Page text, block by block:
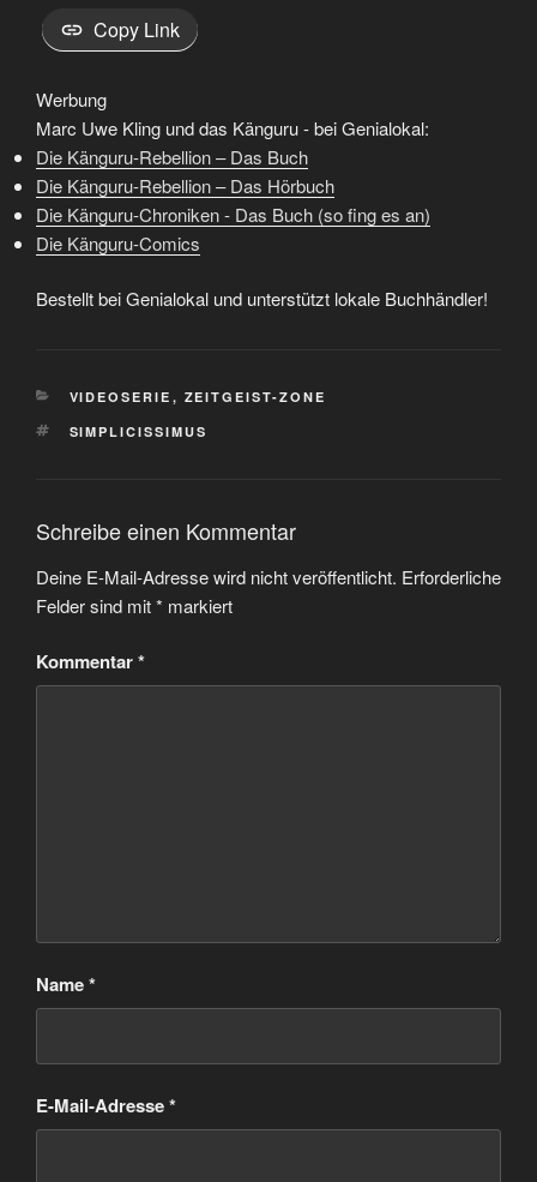
Copy Link
Werbung
Marc Uwe Kling und das Känguru - bei Genialokal:
Die Känguru-Rebellion – Das Buch
Die Känguru-Rebellion – Das Hörbuch
Die Känguru-Chroniken - Das Buch (so fing es an)
Die Känguru-Comics
Bestellt bei Genialokal und unterstützt lokale Buchhändler!
KATEGORIEN
VIDEOSERIE , ZEITGEIST-ZONE
SCHLAGWÖRTER
SIMPLICISSIMUS
Schreibe einen Kommentar
Deine E-Mail-Adresse wird nicht veröffentlicht. Erforderliche
Felder sind mit* markiert
Kommentar*
Name*
E-Mail-Adresse*